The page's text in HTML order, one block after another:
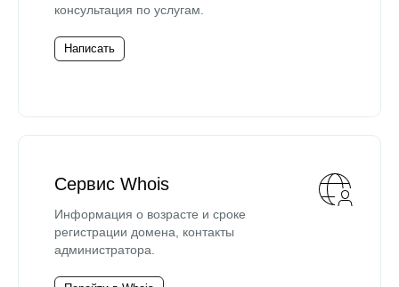
консультация по услугам.
Написать
Сервис Whois
Информация о возрасте и сроке
регистрации домена, контакты
администратора.